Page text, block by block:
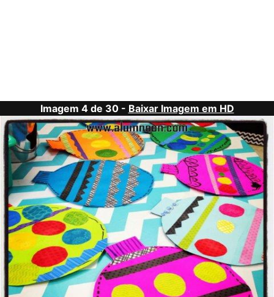
Imagem 4 de 30 - Baixar Imagem em HD